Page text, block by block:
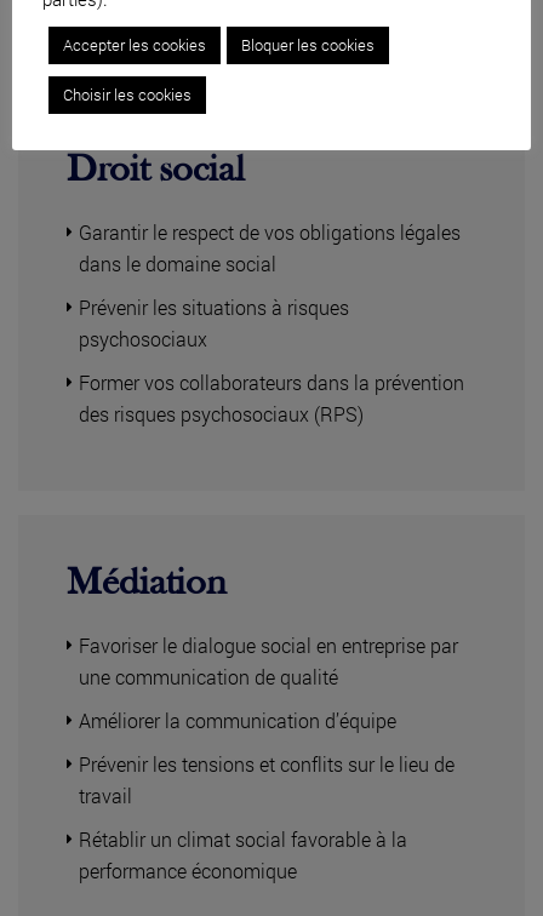
Droit social
Garantir le respect de vos obligations légales
dans le domaine social
Prévenir les situations à risques
psychosociaux
Former vos collaborateurs dans la prévention
des risques psychosociaux (RPS)
Médiation
Favoriser le dialogue social en entreprise par
une communication de qualité
Améliorer la communication d’équipe
Prévenir les tensions et conflits sur le lieu de
travail
Rétablir un climat social favorable à la
performance économique
Accepter les cookies Bloquer les cookies
Choisir les cookies